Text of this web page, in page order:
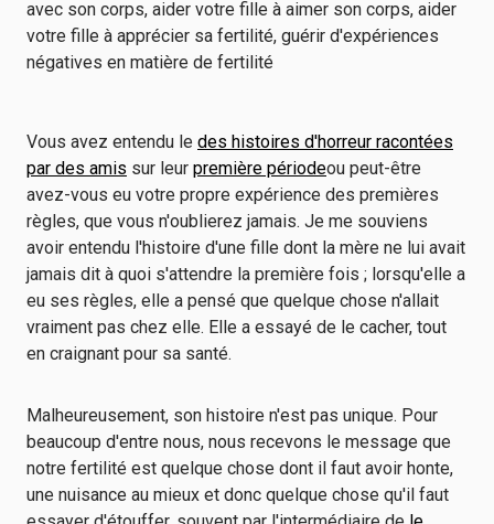
Vous avez entendu le des histoires d'horreur racontées
par des amis sur leur première périodeou peut-être
avez-vous eu votre propre expérience des premières
règles, que vous n'oublierez jamais. Je me souviens
avoir entendu l'histoire d'une fille dont la mère ne lui avait
jamais dit à quoi s'attendre la première fois ; lorsqu'elle a
eu ses règles, elle a pensé que quelque chose n'allait
vraiment pas chez elle. Elle a essayé de le cacher, tout
en craignant pour sa santé.
Malheureusement, son histoire n'est pas unique. Pour
beaucoup d'entre nous, nous recevons le message que
notre fertilité est quelque chose dont il faut avoir honte,
une nuisance au mieux et donc quelque chose qu'il faut